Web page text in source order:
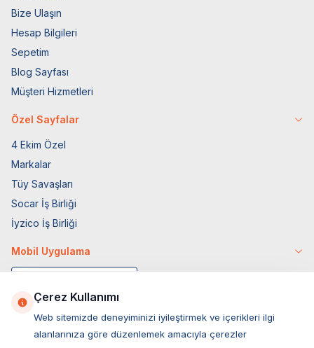
Bize Ulaşın
Hesap Bilgileri
Sepetim
Blog Sayfası
Müşteri Hizmetleri
Özel Sayfalar
4 Ekim Özel
Markalar
Tüy Savaşları
Socar İş Birliği
İyzico İş Birliği
Mobil Uygulama
Çerez Kullanımı
Web sitemizde deneyiminizi iyileştirmek ve içerikleri ilgi
alanlarınıza göre düzenlemek amacıyla çerezler